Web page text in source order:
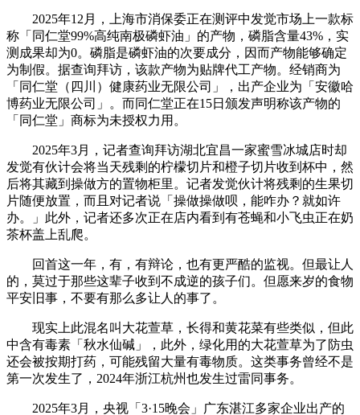
2025年12月，上海市消保委正在测评中发觉市场上一款标
称「同仁堂99%高纯南极磷虾油」的产物，磷脂含量43%，实
测成果却为0。磷脂是磷虾油的次要成分，因而产物能够确定
为制假。据查询拜访，该款产物为贴牌代工产物。经销商为
「同仁堂（四川）健康药业无限公司」，出产企业为「安徽哈
博药业无限公司」。而同仁堂正在15日颁发声明称该产物的
「同仁堂」商标为未授权力用。
2025年3月，记者查询拜访湖北宜昌一家蜜雪冰城店时却
发觉有伙计会将当天残剩的柠檬切片和橙子切片收到杯中，然
后将其藏到操做方的置物柜里。记者发觉伙计将残剩的生果切
片随便放置，而且对记者说「操做操做呗，能咋办？就如许
办。」此外，记者还多次正在店内看到有苍蝇和小飞虫正在奶
茶杯盖上乱爬。
回首这一年，有，有辩论，也有更严酷的监视。但最让人
的，莫过于那些这辈子收到不成逆的孩子们。但愿来岁的食物
平安旧事，不要有那么多让人的事了。
现实上此混名叫大花萱草，长得和黄花菜有些类似，但此
中含有毒素「秋水仙碱」，此外，绿化用的大花萱草为了防虫
还会被按期打药，可能残留大量有毒物质。这类事务曾经不是
第一次发生了，2024年浙江杭州也发生过雷同事务。
2025年3月，央视「3·15晚会」广东湛江多家企业出产的